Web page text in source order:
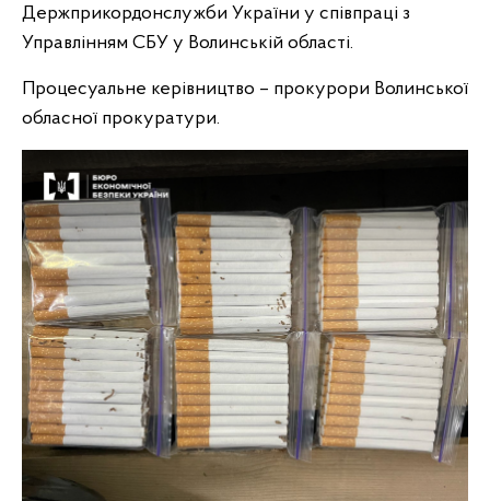
Держприкордонслужби України у співпраці з
Управлінням СБУ у Волинській області.
Процесуальне керівництво – прокурори Волинської
обласної прокуратури.